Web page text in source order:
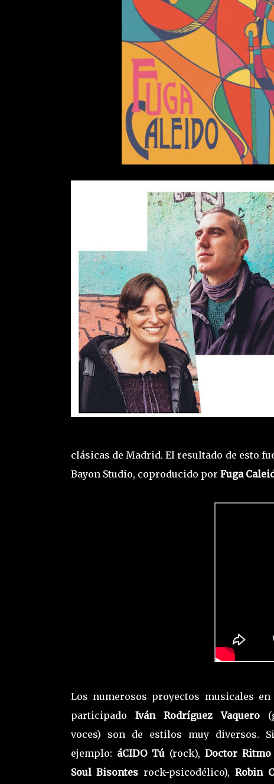
clásicas de Madrid. El resultado de esto
Bayon Studio, coproducido por Fuga
Los numerosos proyectos musicales
participado Iván Rodríguez Vaquero
voces) son de estilos muy diversos.
ejemplo: áCIDO Tú (rock),Doctor Ritmo
Soul Bisontesrock-psicodélico), Robin